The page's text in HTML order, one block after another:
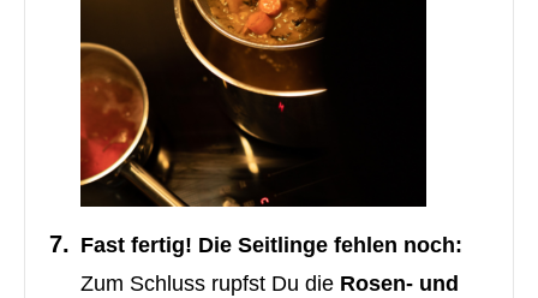
Fast fertig! Die Seitlinge fehlen noch:
Zum Schluss rupfst Du die Rosen- und